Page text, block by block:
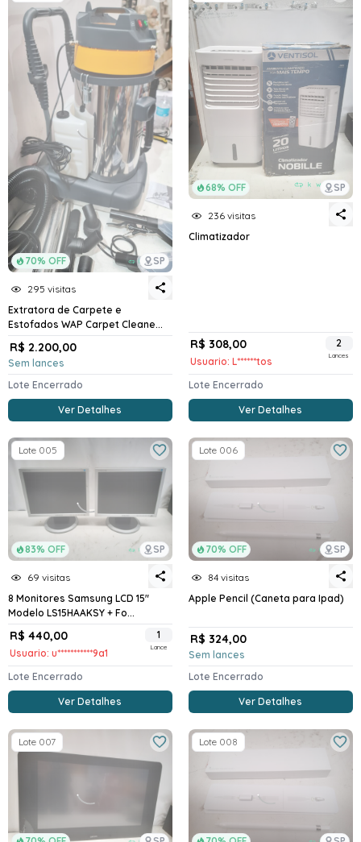
70% OFF SP
295 visitas
Extratora de Carpete e
Estofados WAP Carpet Cleane...
R$ 2.200,00
Sem lances
Lote Encerrado
Ver Detalhes
68% OFF SP
236 visitas
Climatizador
R$ 308,00
Usuario: L******tos
2
Lances
Lote Encerrado
Ver Detalhes
83% OFF SP
Lote 005
69 visitas
8 Monitores Samsung LCD 15"
Modelo LS15HAAKSY + Fo...
R$ 440,00
Usuario: u***********9a1
1
Lance
Lote Encerrado
Ver Detalhes
70% OFF SP
Lote 006
84 visitas
Apple Pencil (Caneta para Ipad)
R$ 324,00
Sem lances
Lote Encerrado
Ver Detalhes
Lote 007 Lote 008